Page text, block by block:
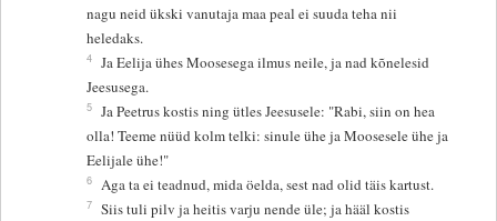
nagu neid ükski vanutaja maa peal ei suuda teha nii
heledaks.
4 Ja Eelija ühes Moosesega ilmus neile, ja nad kõnelesid
Jeesusega.
5 Ja Peetrus kostis ning ütles Jeesusele: "Rabi, siin on hea
olla! Teeme nüüd kolm telki: sinule ühe ja Moosesele ühe ja
Eelijale ühe!"
6 Aga ta ei teadnud, mida öelda, sest nad olid täis kartust.
7 Siis tuli pilv ja heitis varju nende üle; ja hääl kostis